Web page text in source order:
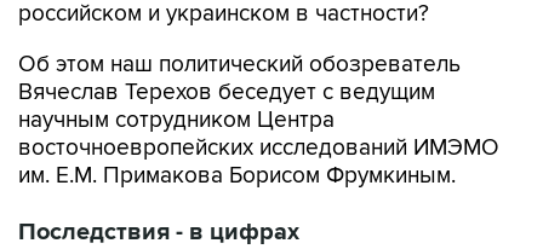
российском и украинском в частности?
Об этом наш политический обозреватель
Вячеслав Терехов беседует с ведущим
научным сотрудником Центра
восточноевропейских исследований ИМЭМО
им. Е.М. Примакова Борисом Фрумкиным.
Последствия - в цифрах